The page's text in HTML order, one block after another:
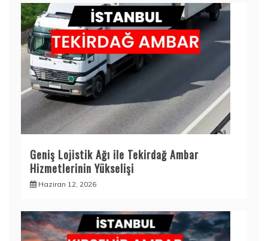
Geniş Lojistik Ağı ile Tekirdağ Ambar
Hizmetlerinin Yükselişi
Haziran 12, 2026